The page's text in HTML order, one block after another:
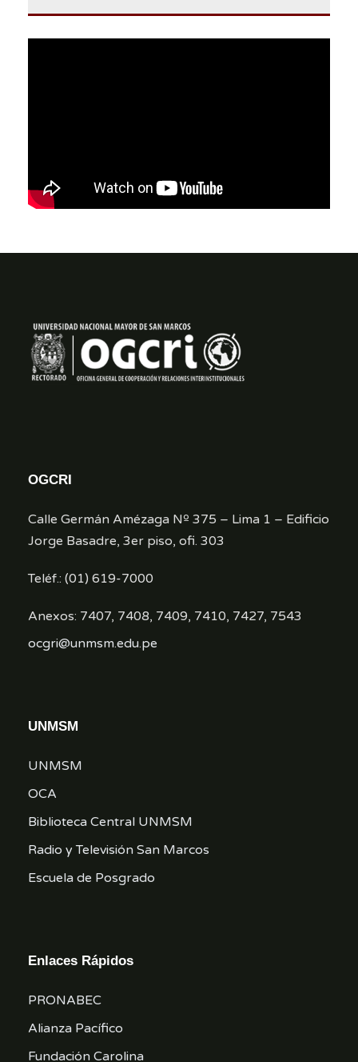
OGCRI
Calle Germán Amézaga Nº 375 – Lima 1 – Edificio
Jorge Basadre, 3er piso, ofi. 303
Teléf.: (01) 619-7000
Anexos: 7407, 7408, 7409, 7410, 7427, 7543
ocgri@unmsm.edu.pe
UNMSM
UNMSM
OCA
Biblioteca Central UNMSM
Radio y Televisión San Marcos
Escuela de Posgrado
Enlaces Rápidos
PRONABEC
Alianza Pacífico
Fundación Carolina